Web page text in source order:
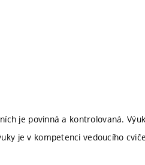
je povinná a kontrolovaná.
je v kompetenci vedoucího